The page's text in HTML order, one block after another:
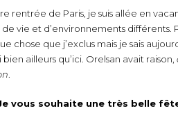
rentrée de Paris, je suis allée en
vie et d’environnements différents.
chose que j’exclus mais je sais
ailleurs qu’ici. Orelsan avait raison,
vous souhaite une très belle